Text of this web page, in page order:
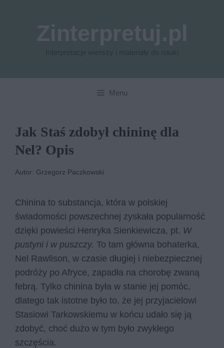
Menu
Jak Staś zdobył chininę dla
Nel? Opis
Autor: Grzegorz Paczkowski
Chinina to substancja, która w polskiej
świadomości powszechnej zyskała popularność
dzięki powieści Henryka Sienkiewicza, pt. W
pustyni i w puszczy. To tam główna bohaterka,
Nel Rawlison, w czasie długiej i niebezpiecznej
podróży po Afryce, zapadła na chorobę zwaną
febrą. Tylko chinina była w stanie jej pomóc,
dlatego tak istotne było to, że jej przyjacielowi
Stasiowi Tarkowskiemu w końcu udało się ją
zdobyć, choć dużo w tym było zwykłego
szczęścia.